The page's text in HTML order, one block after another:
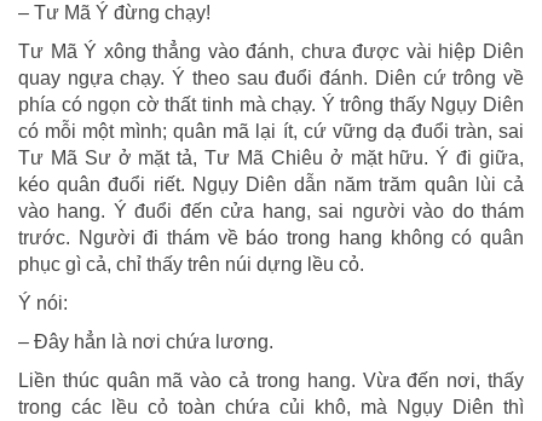
– Tư Mã Ý đừng chạy!
Tư Mã Ý xông thẳng vào đánh, chưa được vài hiệp Diên
quay ngựa chạy. Ý theo sau đuổi đánh. Diên cứ trông về
phía có ngọn cờ thất tinh mà chạy. Ý trông thấy Ngụy Diên
có mỗi một mình; quân mã lại ít, cứ vững dạ đuổi tràn, sai
Tư Mã Sư ở mặt tả, Tư Mã Chiêu ở mặt hữu. Ý đi giữa,
kéo quân đuổi riết. Ngụy Diên dẫn năm trăm quân lùi cả
vào hang. Ý đuổi đến cửa hang, sai người vào do thám
trước. Người đi thám về báo trong hang không có quân
phục gì cả, chỉ thấy trên núi dựng lều cỏ.
Ý nói:
– Đây hẳn là nơi chứa lương.
Liền thúc quân mã vào cả trong hang. Vừa đến nơi, thấy
trong các lều cỏ toàn chứa củi khô, mà Ngụy Diên thì